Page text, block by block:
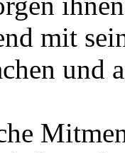
mit
und